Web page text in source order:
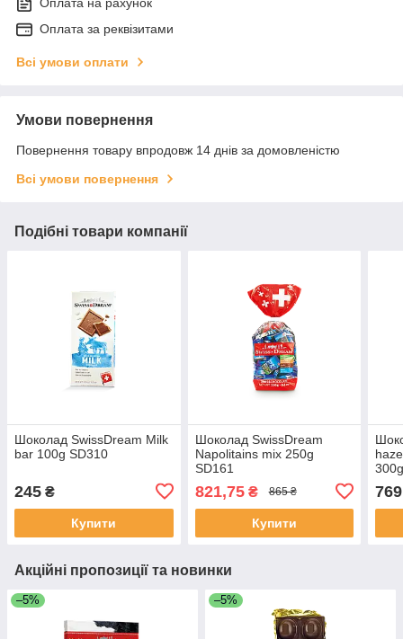
Оплата на рахунок
Оплата за реквізитами
Всі умови оплати
Умови повернення
Повернення товару впродовж 14 днів за домовленістю
Всі умови повернення
Подібні товари компанії
Шоколад SwissDream Milk
bar 100g SD310
245 ₴
Купити
Шоколад SwissDream
Napolitains mix 250g
SD161
821,75₴ 865 ₴
Купити
769
Акційні пропозиції та новинки
–5% –5%